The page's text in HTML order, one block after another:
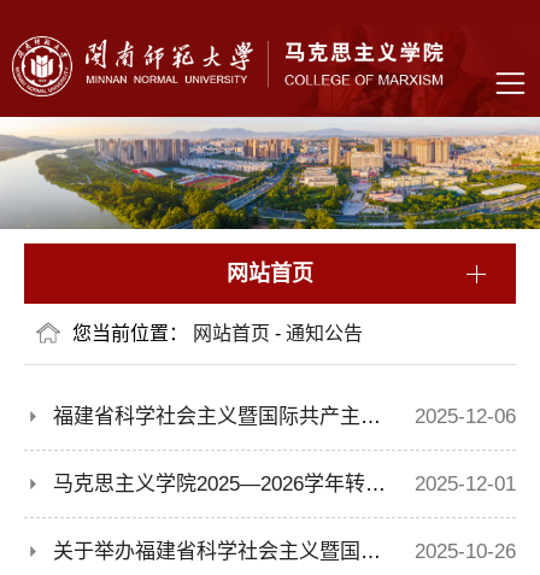
网站首页
您当前位置： 网站首页 - 通知公告
2025-12-06
福建省科学社会主义暨国际共产主义运动史学会2025年年会会议通知
2025-12-01
马克思主义学院2025—2026学年转专业名单公示
2025-10-26
关于举办福建省科学社会主义暨国际共产主义运动史学会2025年年会的预通知